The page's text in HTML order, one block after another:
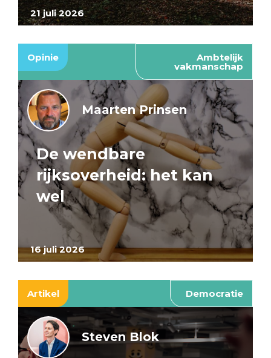
21 juli 2026
Opinie Ambtelijk
vakmanschap
16 juli 2026
Maarten Prinsen
De wendbare
rijksoverheid: het kan
wel
Artikel Democratie
Steven Blok